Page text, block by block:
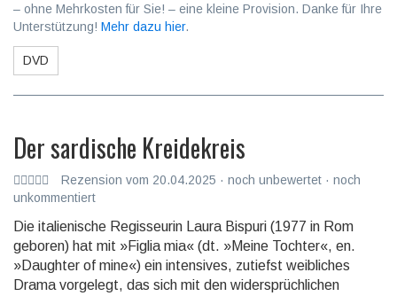
– ohne Mehrkosten für Sie! – eine kleine Provision. Danke für Ihre
Unterstützung! Mehr dazu hier.
DVD
Der sardische Kreidekreis
Rezension vom 20.04.2025 · noch unbewertet · noch
unkommentiert
Die italienische Regisseurin Laura Bispuri (1977 in Rom
geboren) hat mit »Figlia mia« (dt. »Meine Tochter«, en.
»Daughter of mine«) ein inten­sives, zutiefst weib­liches
Drama vorgelegt, das sich mit den wider­sprüch­lichen